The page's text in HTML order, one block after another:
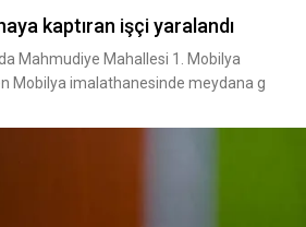
kaptıran işçi yaralandı
Mahmudiye Mahallesi 1. Mobilya
Mobilya imalathanesinde meydana g